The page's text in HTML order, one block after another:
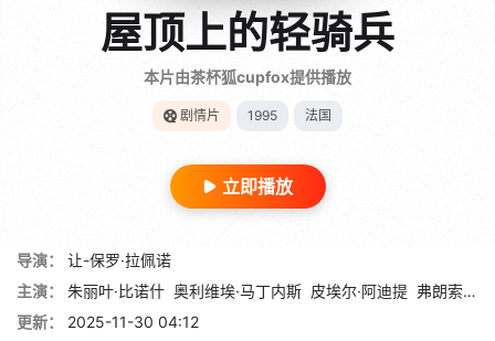
屋顶上的轻骑兵
本片由茶杯狐cupfox提供播放
剧情片 1995 法国
立即播放
导演：
让-保罗·拉佩诺
主演：
朱丽叶·比诺什 奥利维埃·马丁内斯 皮埃尔·阿迪提 弗朗索瓦·克鲁塞
更新：
2025-11-30 04:12